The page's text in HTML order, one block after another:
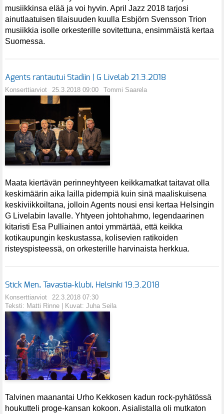
musiikkinsa elää ja voi hyvin. April Jazz 2018 tarjosi
ainutlaatuisen tilaisuuden kuulla Esbjörn Svensson Trion
musiikkia isolle orkesterille sovitettuna, ensimmäistä kertaa
Suomessa.
Agents rantautui Stadiin | G Livelab 21.3.2018
Konserttiarviot 25.3.2018 09:00 Tommi Saarela
Maata kiertävän perinneyhtyeen keikkamatkat taitavat olla
keskimäärin aika lailla pidempiä kuin sinä maaliskuisena
keskiviikkoiltana, jolloin Agents nousi ensi kertaa Helsingin
G Livelabin lavalle. Yhtyeen johtohahmo, legendaarinen
kitaristi Esa Pulliainen antoi ymmärtää, että keikka
kotikaupungin keskustassa, kolisevien ratikoiden
risteyspisteessä, on orkesterille harvinaista herkkua.
Stick Men, Tavastia-klubi, Helsinki 19.3.2018
Konserttiarviot
22.3.2018 07:30
Teksti: Matti Rinne | Kuvat: Juha Seila
Talvinen maanantai Urho Kekkosen kadun rock-pyhätössä
houkutteli proge-kansan kokoon. Asialistalla oli mutkaton